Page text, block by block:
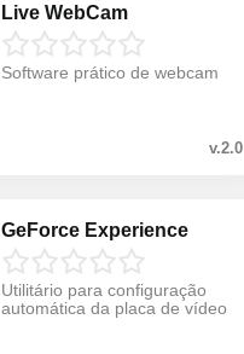
Live WebCam
Software prático de webcam
v.2.0
GeForce Experience
Utilitário para configuração
automática da placa de vídeo